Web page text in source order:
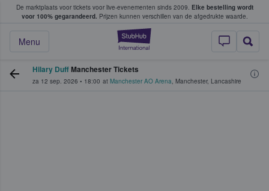
De marktplaats voor tickets voor live-evenementen sinds 2009. Elke bestelling wordt
voor 100% gegarandeerd. Prijzen kunnen verschillen van de afgedrukte waarde.
StubHub: waar
Menu
tickets kopen en verkopen
Hilary DuffManchester Tickets
za 12 sep. 2026 • 18:00 at Manchester AO Arena, Manchester, Lancashire